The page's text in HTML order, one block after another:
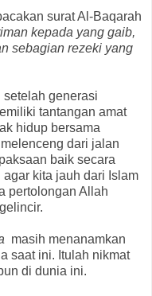
surat Al-Baqarah
kepada yang gaib,
sebagian rezeki yang
setelah generasi
tantangan amat
hidup bersama
dari jalan
baik secara
kita jauh dari Islam
pertolongan Allah
masih menanamkan
saat ini. Itulah nikmat
di dunia ini.